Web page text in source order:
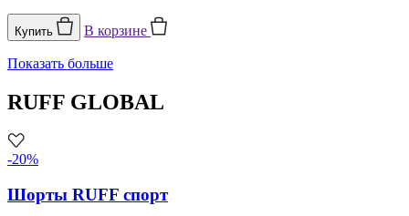
Купить В корзине
Показать больше
RUFF GLOBAL
-20%
Шорты RUFF спорт